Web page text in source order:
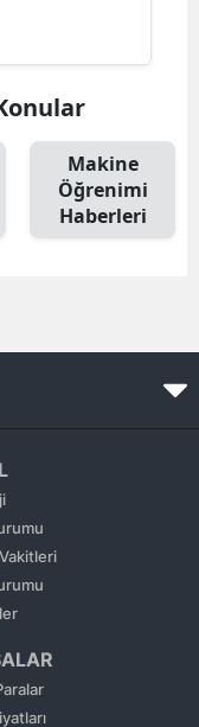
Diyarbakır
Gaziantep
Gümüşhane
Hakkari
Hatay
Isparta
Makine
Öğrenimi
Haberleri